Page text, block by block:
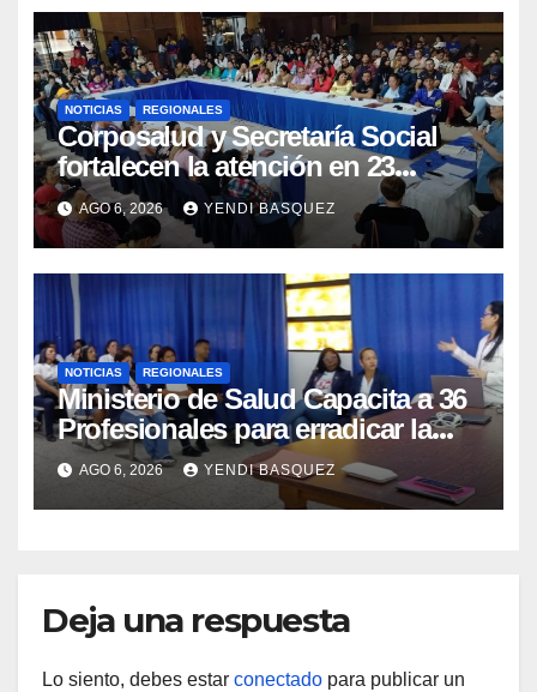
NOTICIAS REGIONALES
Corposalud y Secretaría Social
fortalecen la atención en 23
municipios
AGO 6, 2026 YENDI BASQUEZ
NOTICIAS REGIONALES
Ministerio de Salud Capacita a 36
Profesionales para erradicar la
Tuberculosis en Yaracuy
AGO 6, 2026 YENDI BASQUEZ
Deja una respuesta
Lo siento, debes estar conectado para publicar un